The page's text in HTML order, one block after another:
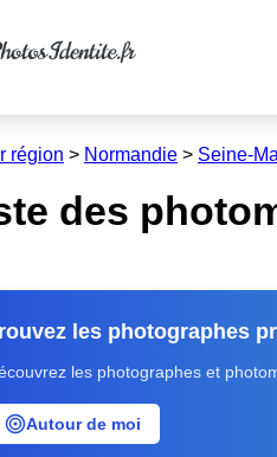
région > Normandie > Seine-
des
les photographes
les photographes et
Autour de moi